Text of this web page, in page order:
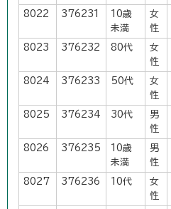
8022 376231
10歳
未満
女
性
8023 376232 80代
女
性
8024 376233 50代
女
性
8025 376234 30代
男
性
8026 376235
10歳
未満
男
性
8027 376236 10代
女
性